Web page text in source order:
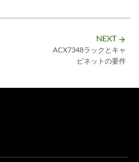
NEXT arrow_forward
ACX7348ラックとキャ
ビネットの要件